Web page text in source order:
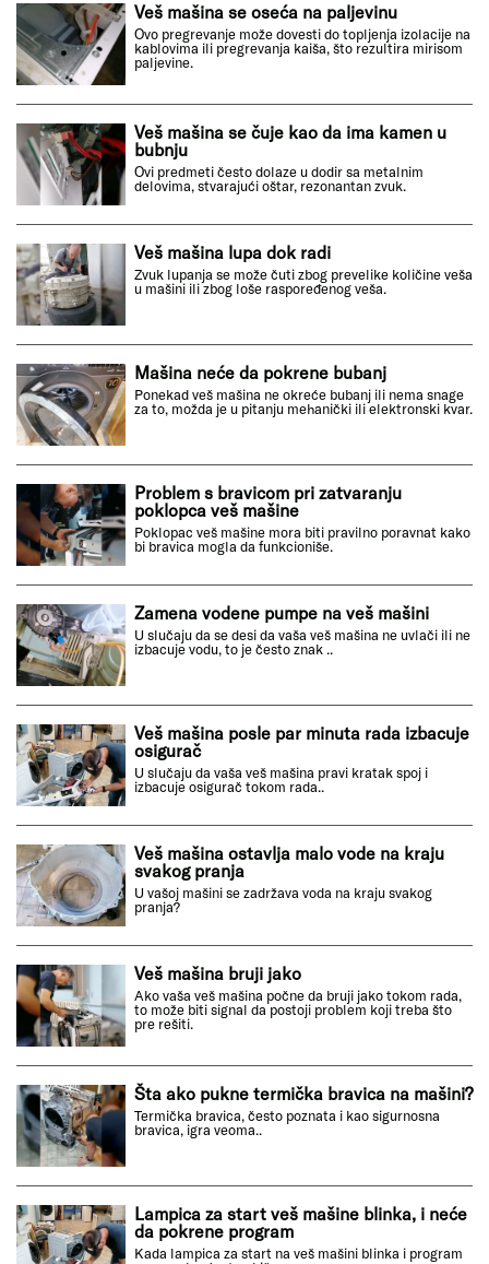
Veš mašina se oseća na paljevinu
Ovo pregrevanje može dovesti do topljenja izolacije na
kablovima ili pregrevanja kaiša, što rezultira mirisom
paljevine.
Veš mašina se čuje kao da ima kamen u
bubnju
Ovi predmeti često dolaze u dodir sa metalnim
delovima, stvarajući oštar, rezonantan zvuk.
Veš mašina lupa dok radi
Zvuk lupanja se može čuti zbog prevelike količine veša
u mašini ili zbog loše raspoređenog veša.
Mašina neće da pokrene bubanj
Ponekad veš mašina ne okreće bubanj ili nema snage
za to, možda je u pitanju mehanički ili elektronski kvar.
Problem s bravicom pri zatvaranju
poklopca veš mašine
Poklopac veš mašine mora biti pravilno poravnat kako
bi bravica mogla da funkcioniše.
Zamena vodene pumpe na veš mašini
U slučaju da se desi da vaša veš mašina ne uvlači ili ne
izbacuje vodu, to je često znak ..
Veš mašina posle par minuta rada izbacuje
osigurač
U slučaju da vaša veš mašina pravi kratak spoj i
izbacuje osigurač tokom rada..
Veš mašina ostavlja malo vode na kraju
svakog pranja
U vašoj mašini se zadržava voda na kraju svakog
pranja?
Veš mašina bruji jako
Ako vaša veš mašina počne da bruji jako tokom rada,
to može biti signal da postoji problem koji treba što
pre rešiti.
Šta ako pukne termička bravica na mašini?
Termička bravica, često poznata i kao sigurnosna
bravica, igra veoma..
Lampica za start veš mašine blinka, i neće
da pokrene program
Kada lampica za start na veš mašini blinka i program